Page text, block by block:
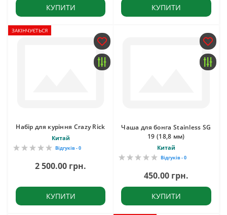
КУПИТИ КУПИТИ
ЗАКІНЧУЄТЬСЯ
Набір для куріння Crazy Rick
Китай
Відгуків - 0
2 500.00 грн.
КУПИТИ
Чаша для бонга Stainless SG
19 (18,8 мм)
Китай
Відгуків - 0
450.00 грн.
КУПИТИ